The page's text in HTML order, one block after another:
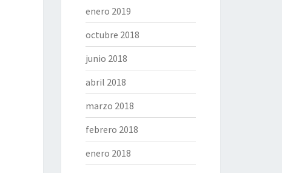
enero 2019
octubre 2018
junio 2018
abril 2018
marzo 2018
febrero 2018
enero 2018